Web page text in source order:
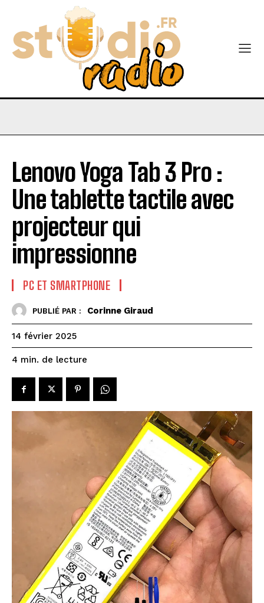
Lenovo Yoga Tab 3 Pro :
Une tablette tactile avec
projecteur qui
impressionne
PC ET SMARTPHONE
PUBLIÉ PAR : Corinne Giraud
14 février 2025
4 min. de lecture